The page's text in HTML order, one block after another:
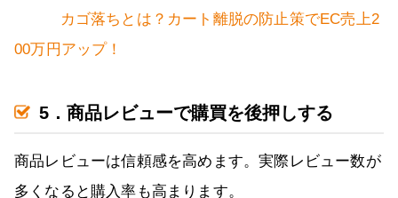
カゴ落ちとは？カート離脱の防止策でEC売上2
00万円アップ！
5．商品レビューで購買を後押しする
商品レビューは信頼感を高めます。実際レビュー数が
多くなると購入率も高まります。